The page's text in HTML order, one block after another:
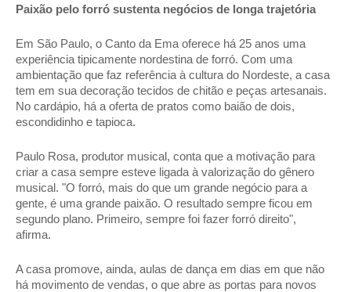
Paixão pelo forró sustenta negócios de longa trajetória
Em São Paulo, o Canto da Ema oferece há 25 anos uma
experiência tipicamente nordestina de forró. Com uma
ambientação que faz referência à cultura do Nordeste, a casa
tem em sua decoração tecidos de chitão e peças artesanais.
No cardápio, há a oferta de pratos como baião de dois,
escondidinho e tapioca.
Paulo Rosa, produtor musical, conta que a motivação para
criar a casa sempre esteve ligada à valorização do gênero
musical. "O forró, mais do que um grande negócio para a
gente, é uma grande paixão. O resultado sempre ficou em
segundo plano. Primeiro, sempre foi fazer forró direito",
afirma.
A casa promove, ainda, aulas de dança em dias em que não
há movimento de vendas, o que abre as portas para novos